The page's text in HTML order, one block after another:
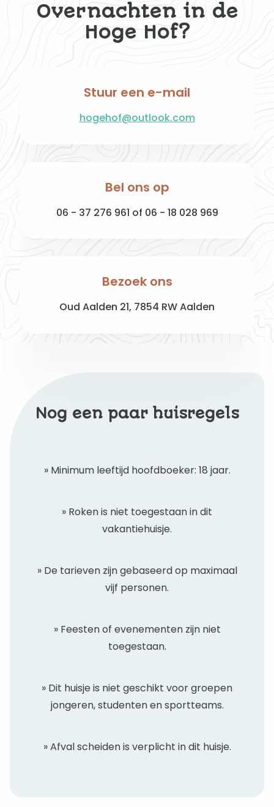
Overnachten in de
Hoge Hof?
Stuur een e-mail
hogehof@outlook.com
Bel ons op
06 - 37 276 961 of 06 - 18 028 969
Bezoek ons
Oud Aalden 21, 7854 RW Aalden
Nog een paar huisregels
» Minimum leeftijd hoofdboeker: 18 jaar.
» Roken is niet toegestaan in dit
vakantiehuisje.
» De tarieven zijn gebaseerd op maximaal
vijf personen.
» Feesten of evenementen zijn niet
toegestaan.
» Dit huisje is niet geschikt voor groepen
jongeren, studenten en sportteams.
» Afval scheiden is verplicht in dit huisje.